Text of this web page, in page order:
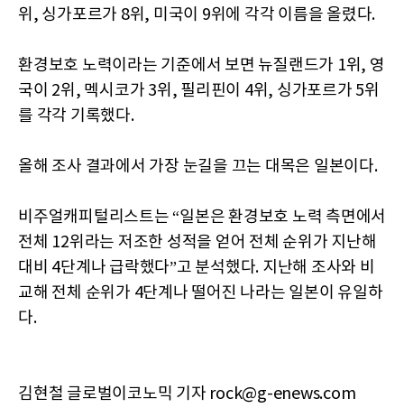
위, 싱가포르가 8위, 미국이 9위에 각각 이름을 올렸다.
환경보호 노력이라는 기준에서 보면 뉴질랜드가 1위, 영
국이 2위, 멕시코가 3위, 필리핀이 4위, 싱가포르가 5위
를 각각 기록했다.
올해 조사 결과에서 가장 눈길을 끄는 대목은 일본이다.
비주얼캐피털리스트는 “일본은 환경보호 노력 측면에서
전체 12위라는 저조한 성적을 얻어 전체 순위가 지난해
대비 4단계나 급락했다”고 분석했다. 지난해 조사와 비
교해 전체 순위가 4단계나 떨어진 나라는 일본이 유일하
다.
김현철 글로벌이코노믹 기자 rock@g-enews.com